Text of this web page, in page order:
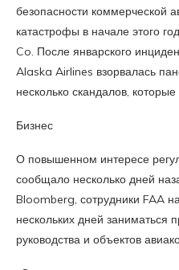
безопасности коммерческой
катастрофы в начале этого
Co. После январского
Alaska Airlines взорвалась
несколько скандалов,
Бизнес
О повышенном интересе
сообщало несколько дней
Bloomberg, сотрудники FAA
нескольких дней заниматься
руководства и объектов